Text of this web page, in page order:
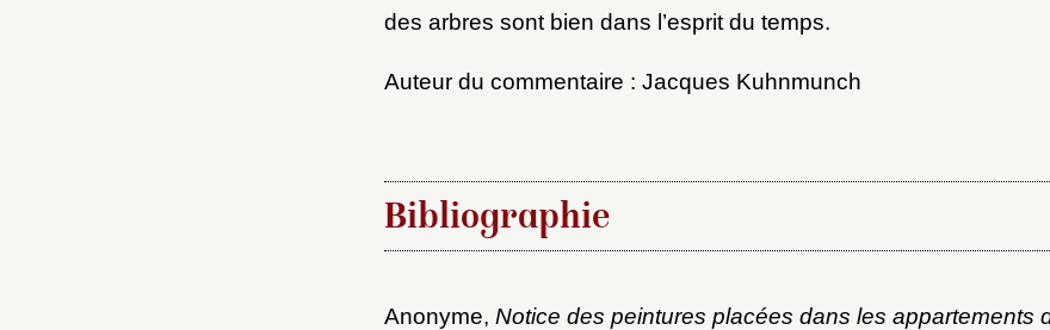
des arbres sont bien dans l’esprit du temps.
Auteur du commentaire : Jacques Kuhnmunch
Bibliographie
Anonyme, Notice des peintures placées dans les appartements